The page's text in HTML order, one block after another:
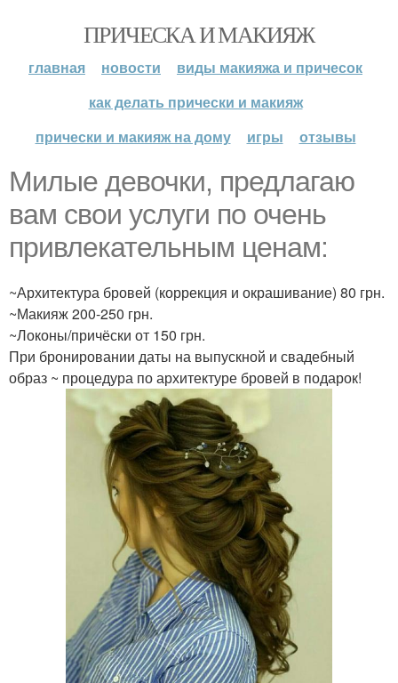
ПРИЧЕСКА И МАКИЯЖ
главная новости
виды макияжа и причесок
как делать прически и макияж
прически и макияж на дому
игры отзывы
Милые девочки, предлагаю
вам свои услуги по очень
привлекательным ценам:
~Архитектура бровей (коррекция и окрашивание) 80 грн.
~Макияж 200-250 грн.
~Локоны/причёски от 150 грн.
При бронировании даты на выпускной и свадебный
образ ~ процедура по архитектуре бровей в подарок!